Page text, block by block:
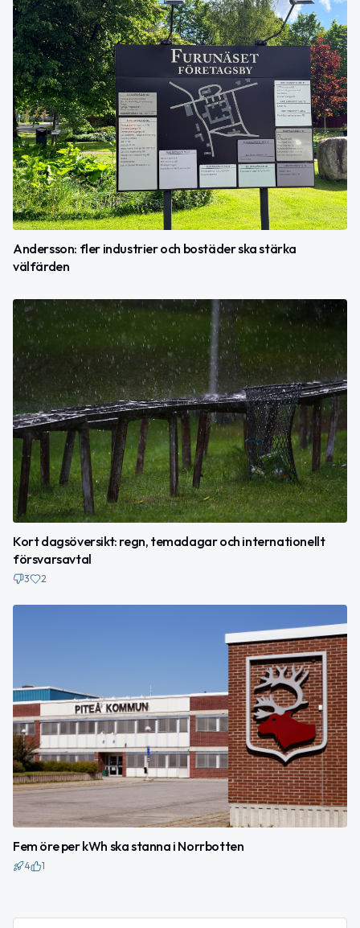
Andersson: fler industrier och bostäder ska stärka
välfärden
Kort dagsöversikt: regn, temadagar och internationellt
försvarsavtal
3 2
Fem öre per kWh ska stanna i Norrbotten
4 1